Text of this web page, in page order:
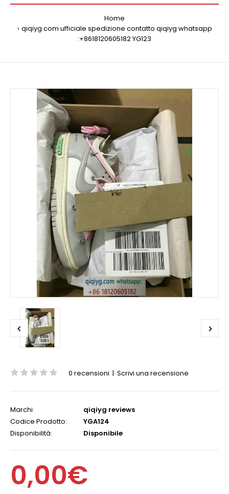
Home
qiqiyg.com ufficiale spedizione contatto qiqiyg whatsapp
:+8618120605182 YG123
0 recensioni | Scrivi una recensione
Marchi
qiqiyg reviews
Codice Prodotto:
YGA124
Disponibilità:
Disponibile
0,00€